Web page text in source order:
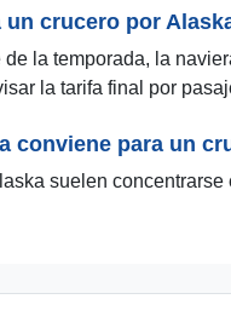
un crucero por
de la temporada, la
la tarifa final por
conviene para un
suelen